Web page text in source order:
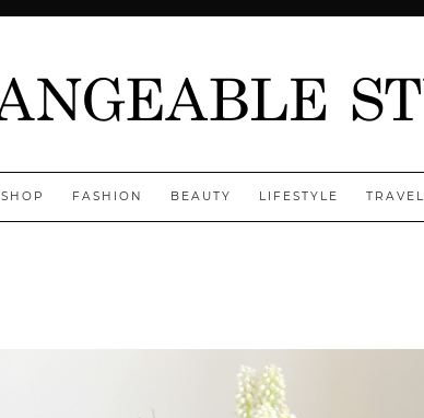
SHOP FASHION BEAUTY LIFESTYLE TRAVEL